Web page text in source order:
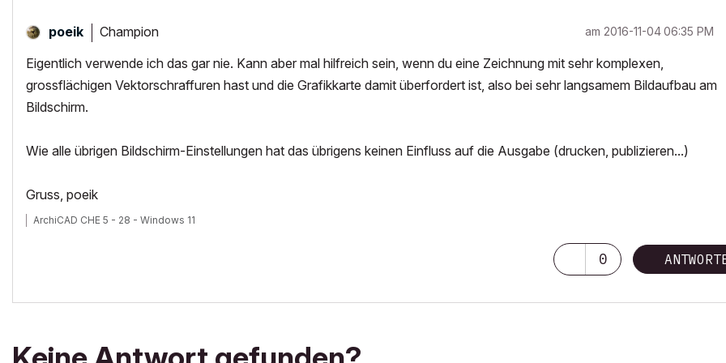
poeik Champion am ‎2016-11-0406:35 PM
Eigentlich verwende ich das gar nie. Kann aber mal hilfreich sein, wenn du eine Zeichnung mit sehr komplexen,
grossflächigen Vektorschraffuren hast und die Grafikkarte damit überfordert ist, also bei sehr langsamem Bildaufbau am
Bildschirm.
Wie alle übrigen Bildschirm-Einstellungen hat das übrigens keinen Einfluss auf die Ausgabe (drucken, publizieren...)
Gruss, poeik
ArchiCAD CHE 5 - 28 - Windows 11
0